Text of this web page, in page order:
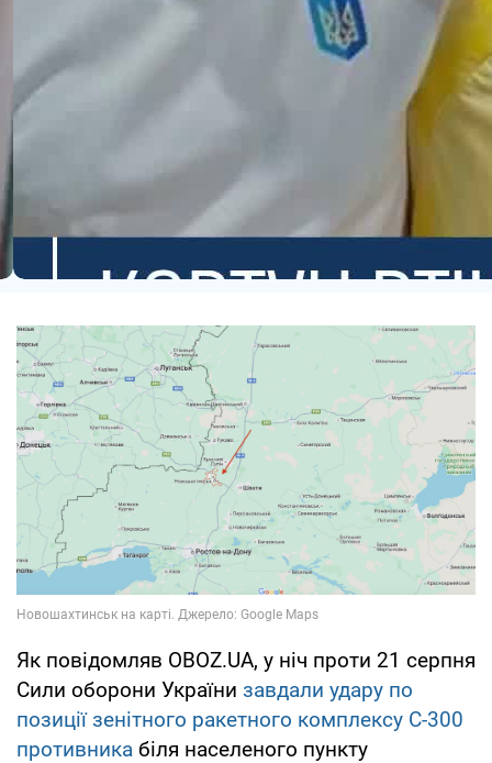
Як повідомляв OBOZ.UA, у ніч проти 21 серпня
Сили оборони України завдали удару по
позиції зенітного ракетного комплексу С-300
противника біля населеного пункту